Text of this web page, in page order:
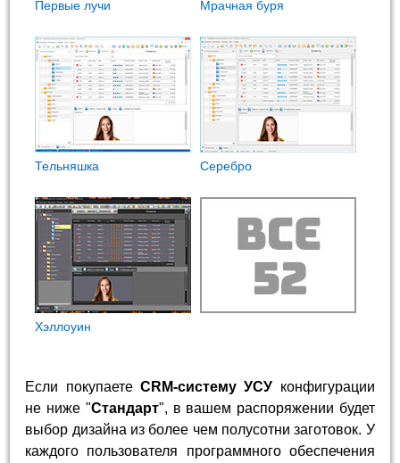
Первые лучи Мрачная буря
Тельняшка Cеребро
Хэллоуин
Если покупаете CRM-систему УСУ конфигурации
не ниже "Стандарт", в вашем распоряжении будет
выбор дизайна из более чем полусотни заготовок. У
каждого пользователя программного обеспечения